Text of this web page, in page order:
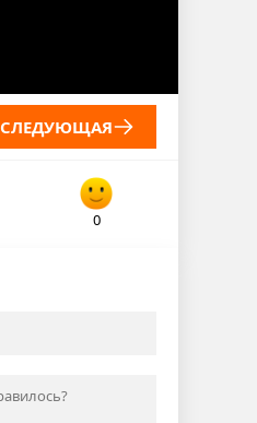
СЛЕДУЮЩАЯ
0